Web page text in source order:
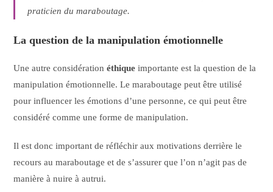
praticien du maraboutage.
La question de la manipulation émotionnelle
Une autre considérationéthique importante est la question de la
manipulation émotionnelle. Le maraboutage peut être utilisé
pour influencer les émotions d’une personne, ce qui peut être
considéré comme une forme de manipulation.
Il est donc important de réfléchir aux motivations derrière le
recours au maraboutage et de s’assurer que l’on n’agit pas de
manière à nuire à autrui.